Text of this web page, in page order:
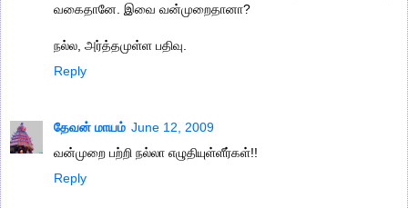
வகைதானே. இவை வன்முறைதானா?
நல்ல, அர்த்தமுள்ள பதிவு.
Reply
தேவன் மாயம் June 12, 2009
வன்முறை பற்றி நல்லா எழுதியுள்ளீர்கள்!!
Reply